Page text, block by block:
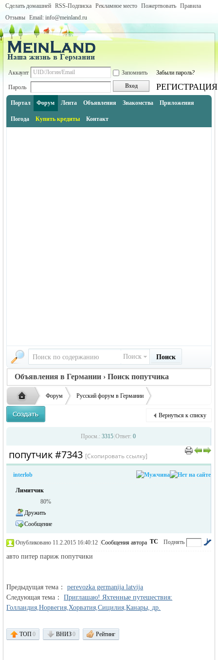
Сделать домашней RSS-Подписка Рекламное место Пожертвовать Правила
Отзывы Email: info@meinland.ru
Аккаунт Запомнить Забыли пароль?
Пароль Вход РЕГИСТРАЦИЯ
Портал Форум Лента Объявления Знакомства Приложения
Погода Купить кредиты Контакт
Поиск Поиск
Объявления в Германии › Поиск попутчика
объявления в
Форум Русский форум в Германии
Объявления в Германии
› ›
попутчикВернуться к списку
Просм.: 3315 Ответ: 0
попутчик #7343 [Скопировать ссылку]
interlob
Лимитчик
80%
Дружить
Сообщение
Поднять
ТС
Опубликовано 11.2.2015 16:40:12 Сообщения автора
авто питер париж попутчики
Предыдущая тема：perevozka germanija latvija
Следующая тема：Приглашаю! Яхтенные путешествия:
Голландия,Норвегия,Хорватия,Сицилия,Канары, др.
ТОП0 ВНИЗ0 Рейтинг